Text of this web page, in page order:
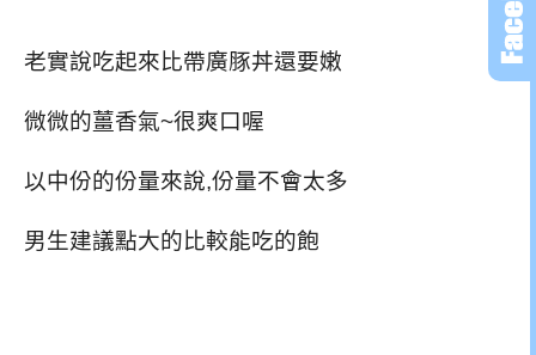
老實說吃起來比帶廣豚丼還要嫩
微微的薑香氣~很爽口喔
以中份的份量來說,份量不會太多
男生建議點大的比較能吃的飽